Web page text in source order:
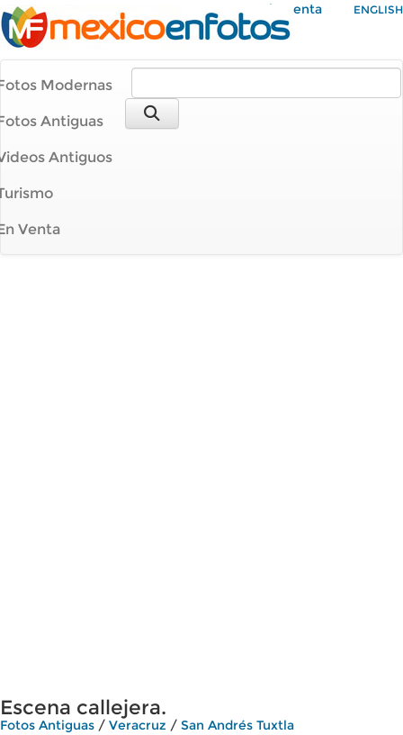
Mi Cuenta ENGLISH
Modernas
Antiguas
Antiguos
Venta
Escena callejera.
Fotos Antiguas / Veracruz / San Andrés Tuxtla